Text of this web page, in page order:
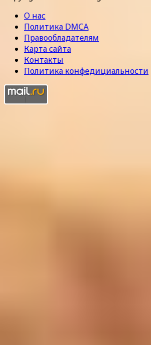
О нас
Политика DMCA
Правообладателям
Карта сайта
Контакты
Политика конфедициальности